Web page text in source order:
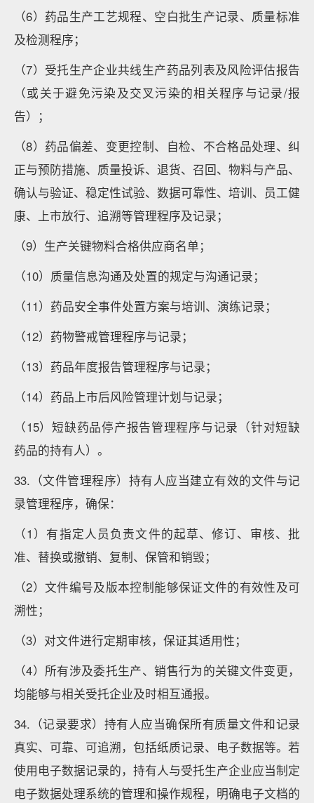
（6）药品生产工艺规程、空白批生产记录、质量标准
及检测程序；
（7）受托生产企业共线生产药品列表及风险评估报告
（或关于避免污染及交叉污染的相关程序与记录/报
告）；
（8）药品偏差、变更控制、自检、不合格品处理、纠
正与预防措施、质量投诉、退货、召回、物料与产品、
确认与验证、稳定性试验、数据可靠性、培训、员工健
康、上市放行、追溯等管理程序及记录；
（9）生产关键物料合格供应商名单；
（10）质量信息沟通及处置的规定与沟通记录；
（11）药品安全事件处置方案与培训、演练记录；
（12）药物警戒管理程序与记录；
（13）药品年度报告管理程序与记录；
（14）药品上市后风险管理计划与记录；
（15）短缺药品停产报告管理程序与记录（针对短缺
药品的持有人）。
33.（文件管理程序）持有人应当建立有效的文件与记
录管理程序，确保：
（1）有指定人员负责文件的起草、修订、审核、批
准、替换或撤销、复制、保管和销毁；
（2）文件编号及版本控制能够保证文件的有效性及可
溯性；
（3）对文件进行定期审核，保证其适用性；
（4）所有涉及委托生产、销售行为的关键文件变更，
均能够与相关受托企业及时相互通报。
34.（记录要求）持有人应当确保所有质量文件和记录
真实、可靠、可追溯，包括纸质记录、电子数据等。若
使用电子数据记录的，持有人与受托生产企业应当制定
电子数据处理系统的管理和操作规程，明确电子文档的